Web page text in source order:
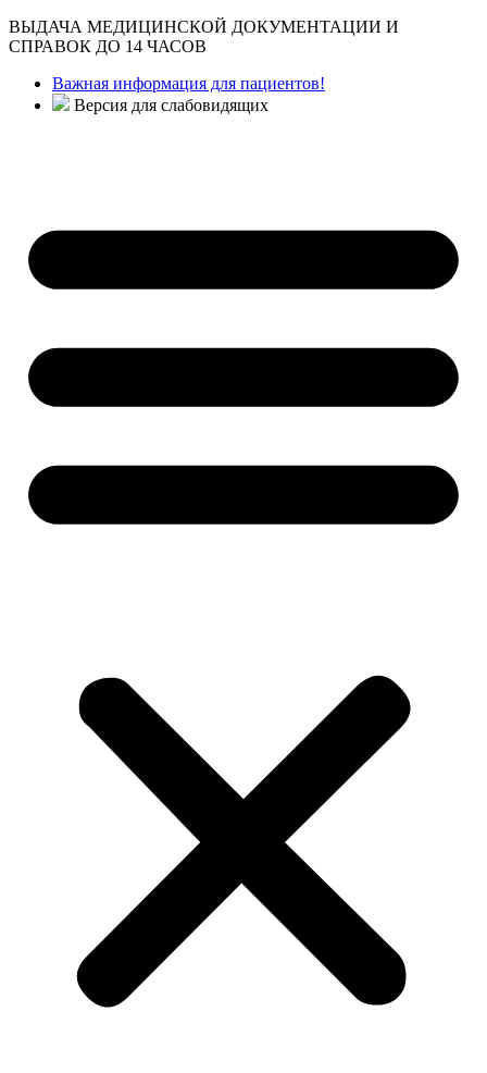
ВЫДАЧА МЕДИЦИНСКОЙ ДОКУМЕНТАЦИИ И
СПРАВОК ДО 14 ЧАСОВ
Важная информация для пациентов!
Версия для слабовидящих